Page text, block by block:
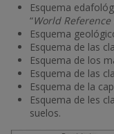
Esquema
“World
Esquema
Esquema de las
Esquema de los
Esquema de las
Esquema de la
Esquema de les
suelos.